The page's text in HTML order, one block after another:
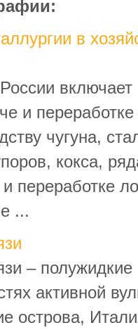
в
включает
и
чугуна,
кокса,
и переработке
...
–
активной
острова,